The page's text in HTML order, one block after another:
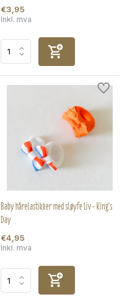
€3,95
Inkl. mva
Baby hårelastikker med sløyfe Liv - King's
Day
€4,95
Inkl. mva